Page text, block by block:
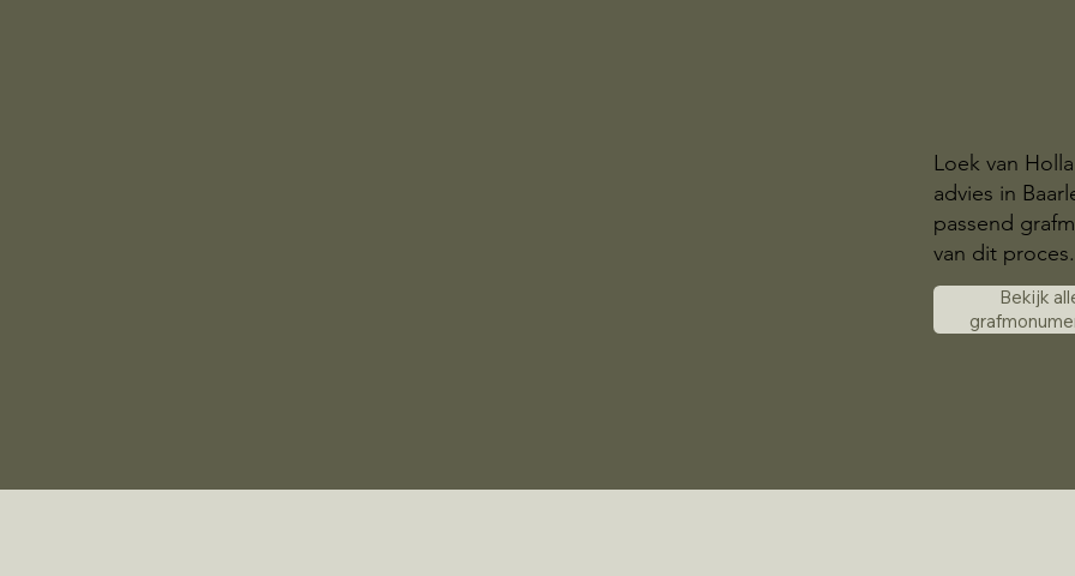
Loek van
advies in
passend
van dit proces.
Bekijk